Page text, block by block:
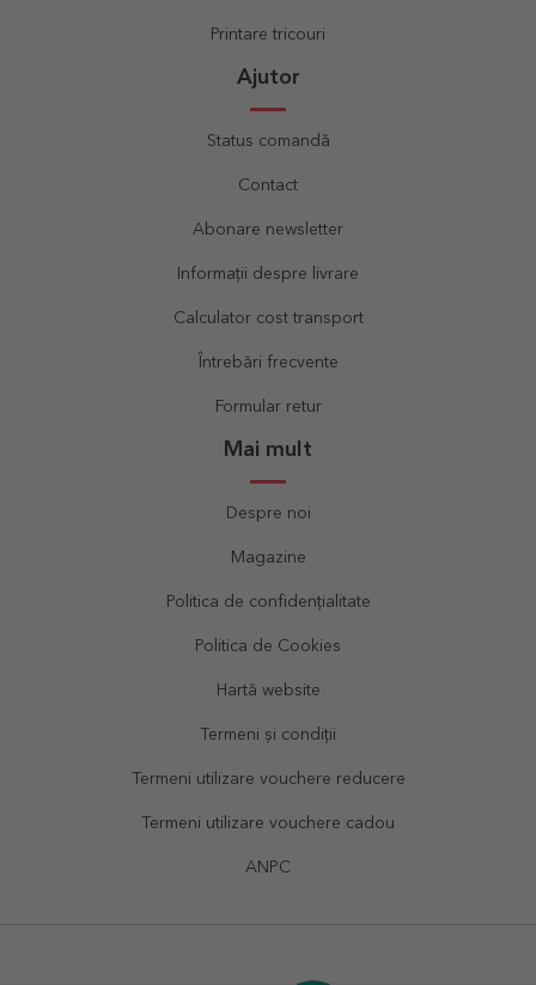
Printare tricouri
Ajutor
Status comandă
Contact
Abonare newsletter
Informații despre livrare
Calculator cost transport
Întrebări frecvente
Formular retur
Mai mult
Despre noi
Magazine
Politica de confidențialitate
Politica de Cookies
Hartă website
Termeni și condiții
Termeni utilizare vouchere reducere
Termeni utilizare vouchere cadou
ANPC